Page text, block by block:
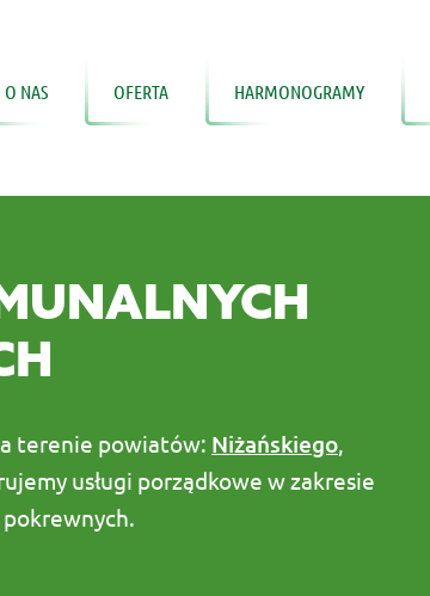
O NAS OFERTA HARMONOGRAMY
terenie powiatów: Niżańskiego,
usługi porządkowe w zakresie